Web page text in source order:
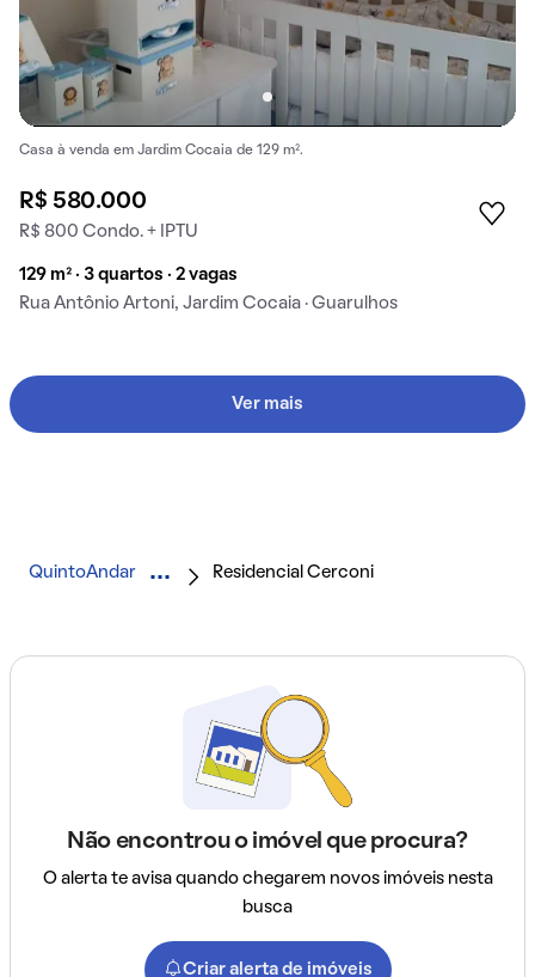
Casa à venda em Jardim Cocaia de 129 m².
R$ 580.000
R$ 800 Condo. + IPTU
129 m² · 3 quartos · 2 vagas
Rua Antônio Artoni, Jardim Cocaia · Guarulhos
Ver mais
QuintoAndar Residencial Cerconi
Não encontrou o imóvel que procura?
O alerta te avisa quando chegarem novos imóveis nesta
busca
Criar alerta de imóveis